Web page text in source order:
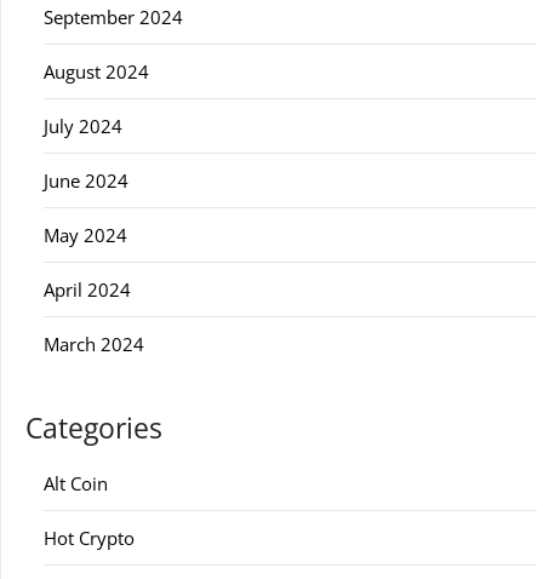
September 2024
August 2024
July 2024
June 2024
May 2024
April 2024
March 2024
Categories
Alt Coin
Hot Crypto